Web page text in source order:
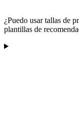
¿Puedo usar tallas de
plantillas de